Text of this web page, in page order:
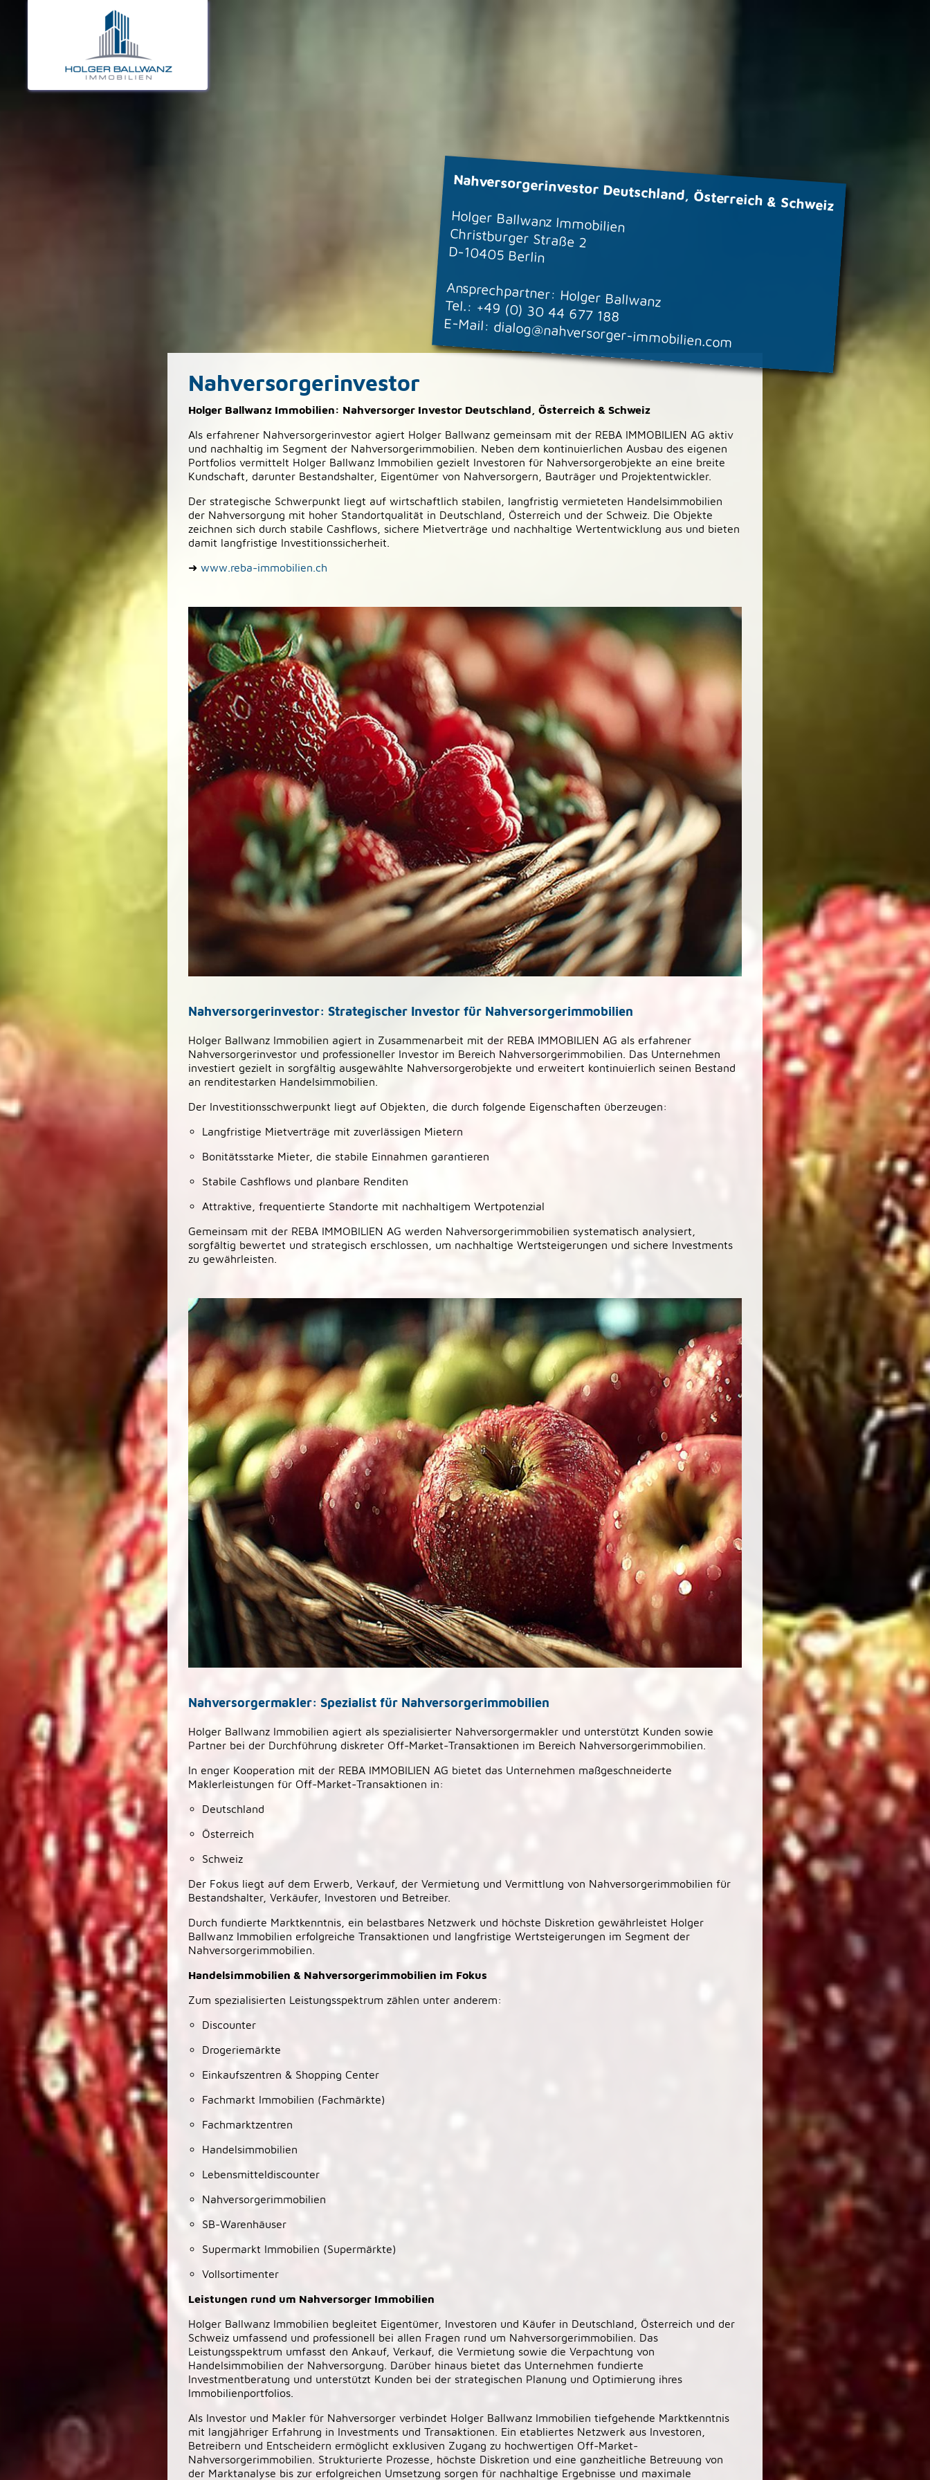
Nahversorgerinvestor Deutschland, Österreich & Schweiz
Holger Ballwanz Immobilien
Christburger Straße 2
D-10405 Berlin
Ansprechpartner: Holger Ballwanz
Tel.: +49 (0) 30 44 677 188
E-Mail:dialog@nahversorger-immobilien.com
Nahversorgerinvestor
Holger Ballwanz Immobilien: Nahversorger Investor Deutschland, Österreich & Schweiz
Als erfahrener Nahversorgerinvestor agiert Holger Ballwanz gemeinsam mit der REBA IMMOBILIEN AG aktiv
und nachhaltig im Segment der Nahversorgerimmobilien. Neben dem kontinuierlichen Ausbau des eigenen
Portfolios vermittelt Holger Ballwanz Immobilien gezielt Investoren für Nahversorgerobjekte an eine breite
Kundschaft, darunter Bestandshalter, Eigentümer von Nahversorgern, Bauträger und Projektentwickler.
Der strategische Schwerpunkt liegt auf wirtschaftlich stabilen, langfristig vermieteten Handelsimmobilien
der Nahversorgung mit hoher Standortqualität in Deutschland, Österreich und der Schweiz. Die Objekte
zeichnen sich durch stabile Cashflows, sichere Mietverträge und nachhaltige Wertentwicklung aus und bieten
damit langfristige Investitionssicherheit.
➜ www.reba-immobilien.ch
Nahversorgerinvestor: Strategischer Investor für Nahversorgerimmobilien
Holger Ballwanz Immobilien agiert in Zusammenarbeit mit der REBA IMMOBILIEN AG als erfahrener
Nahversorgerinvestor und professioneller Investor im Bereich Nahversorgerimmobilien. Das Unternehmen
investiert gezielt in sorgfältig ausgewählte Nahversorgerobjekte und erweitert kontinuierlich seinen Bestand
an renditestarken Handelsimmobilien.
Der Investitionsschwerpunkt liegt auf Objekten, die durch folgende Eigenschaften überzeugen:
Langfristige Mietverträge mit zuverlässigen Mietern
Bonitätsstarke Mieter, die stabile Einnahmen garantieren
Stabile Cashflows und planbare Renditen
Attraktive, frequentierte Standorte mit nachhaltigem Wertpotenzial
Gemeinsam mit der REBA IMMOBILIEN AG werden Nahversorgerimmobilien systematisch analysiert,
sorgfältig bewertet und strategisch erschlossen, um nachhaltige Wertsteigerungen und sichere Investments
zu gewährleisten.
Nahversorgermakler: Spezialist für Nahversorgerimmobilien
Holger Ballwanz Immobilien agiert als spezialisierter Nahversorgermakler und unterstützt Kunden sowie
Partner bei der Durchführung diskreter Off-Market-Transaktionen im Bereich Nahversorgerimmobilien.
In enger Kooperation mit der REBA IMMOBILIEN AG bietet das Unternehmen maßgeschneiderte
Maklerleistungen für Off-Market-Transaktionen in:
Deutschland
Österreich
Schweiz
Der Fokus liegt auf dem Erwerb, Verkauf, der Vermietung und Vermittlung von Nahversorgerimmobilien für
Bestandshalter, Verkäufer, Investoren und Betreiber.
Durch fundierte Marktkenntnis, ein belastbares Netzwerk und höchste Diskretion gewährleistet Holger
Ballwanz Immobilien erfolgreiche Transaktionen und langfristige Wertsteigerungen im Segment der
Nahversorgerimmobilien.
Handelsimmobilien & Nahversorgerimmobilien im Fokus
Zum spezialisierten Leistungsspektrum zählen unter anderem:
Discounter
Drogeriemärkte
Einkaufszentren & Shopping Center
Fachmarkt Immobilien (Fachmärkte)
Fachmarktzentren
Handelsimmobilien
Lebensmitteldiscounter
Nahversorgerimmobilien
SB-Warenhäuser
Supermarkt Immobilien (Supermärkte)
Vollsortimenter
Leistungen rund um Nahversorger Immobilien
Holger Ballwanz Immobilien begleitet Eigentümer, Investoren und Käufer in Deutschland, Österreich und der
Schweiz umfassend und professionell bei allen Fragen rund um Nahversorgerimmobilien. Das
Leistungsspektrum umfasst den Ankauf, Verkauf, die Vermietung sowie die Verpachtung von
Handelsimmobilien der Nahversorgung. Darüber hinaus bietet das Unternehmen fundierte
Investmentberatung und unterstützt Kunden bei der strategischen Planung und Optimierung ihres
Immobilienportfolios.
Als Investor und Makler für Nahversorger verbindet Holger Ballwanz Immobilien tiefgehende Marktkenntnis
mit langjähriger Erfahrung in Investments und Transaktionen. Ein etabliertes Netzwerk aus Investoren,
Betreibern und Entscheidern ermöglicht exklusiven Zugang zu hochwertigen Off-Market-
Nahversorgerimmobilien. Strukturierte Prozesse, höchste Diskretion und eine ganzheitliche Betreuung von
der Marktanalyse bis zur erfolgreichen Umsetzung sorgen für nachhaltige Ergebnisse und maximale